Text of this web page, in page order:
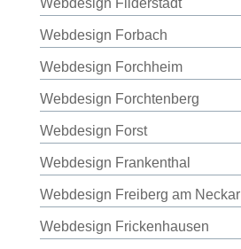
Webdesign Filderstadt
Webdesign Forbach
Webdesign Forchheim
Webdesign Forchtenberg
Webdesign Forst
Webdesign Frankenthal
Webdesign Freiberg am Neckar
Webdesign Frickenhausen